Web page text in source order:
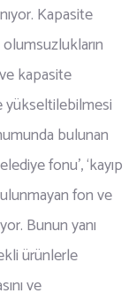
Kapasite
kapasite
yükseltilebilmesi
bulunan
fonu’, ‘kayıp
fon ve
Bunun yanı
ürünlerle
ve